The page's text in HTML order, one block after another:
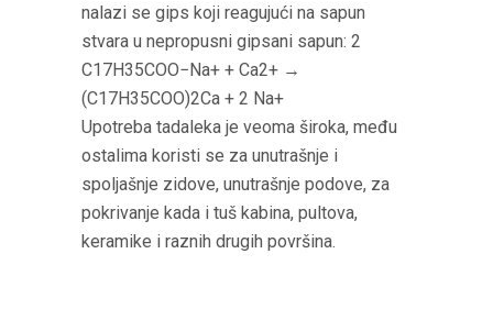
nalazi se gips koji reagujući na sapun
stvara u nepropusni gipsani sapun: 2
C17H35COO−Na+ + Ca2+ →
(C17H35COO)2Ca + 2 Na+
Upotreba tadaleka je veoma široka, među
ostalima koristi se za unutrašnje i
spoljašnje zidove, unutrašnje podove, za
pokrivanje kada i tuš kabina, pultova,
keramike i raznih drugih površina.